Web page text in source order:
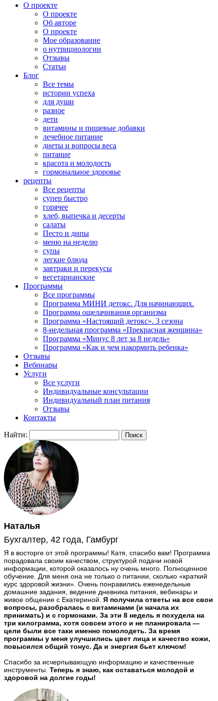
О проекте
О проекте
Об авторе
О проекте
Мое образование
о нутрициологии
Отзывы
Статьи
Блог
Все темы
истории успеха
для души
разное
дети
витамины и пищевые добавки
лечебное питание
диеты и вопросы веса
питание
красота и молодость
гормональное здоровье
рецепты
Все рецепты
супер быстро
горячее
хлеб, выпечка и десерты
салаты
Песто и дипы
меню на неделю
супы
легкие блюда
завтраки и перекусы
вегетарианские
Программы
Все программы
Программа МИНИ детокс. Для начинающих.
Программа ощелачивания организма
Программа «Настоящий детокс». 3 сезона
8-недельная программа «Прекрасная женщина»
Программа «Минус 8 лет за 8 недель»
Программа «Как и чем накормить ребенка»
Отзывы
Вебинары
Услуги
Все услуги
Индивидуальные консультации
Индивидуальный план питания
Отзывы
Контакты
Найти:
Наталья
Бухгалтер, 42 года, Гамбург
Я в восторге от этой программы! Катя, спасибо вам! Программа
порадовала своим качеством, структурой подачи новой
информации, которой оказалось ну очень много. Полноценное
обучение. Для меня она не только о питании, сколько «краткий
курс здоровой жизни». Очень понравились еженедельные
домашние задания, ведение дневника питания, вебинары и
живое общение с Екатериной. Я получила ответы на все свои
вопросы, разобралась с витаминами (и начала их
принимать) и с гормонами. За эти 8 недель я похудела на
три килограмма, хотя совсем этого и не планировала —
цели были все таки именно помолодеть. За время
программы у меня улучшились цвет лица и качество кожи,
повысился общий тонус. Да и энергия бьет ключом!
Спасибо за исчерпывающую информацию и качественные
инструменты. Теперь я знаю, как оставаться молодой и
здоровой на долгие годы!